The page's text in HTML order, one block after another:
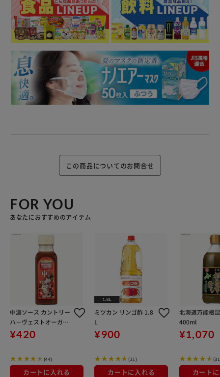
この商品についてのお問合せ
FOR YOU
あなたにおすすめのアイテム
中濃ソース カントリー
ハ－ヴェストオーガニ
ック 200ml
¥420
(44)
カートに入れる
ミツカン リンゴ酢 1.8
L
¥900
(21)
カートに入れる
北海道万能根
400ml
¥1,070
カート